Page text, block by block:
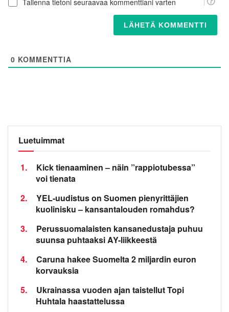
0 KOMMENTTIA
Luetuimmat
1.
Kick tienaaminen – näin ”rappiotubessa”
voi tienata
2.
YEL-uudistus on Suomen pienyrittäjien
kuolinisku – kansantalouden romahdus?
3.
Perussuomalaisten kansanedustaja puhuu
suunsa puhtaaksi AY-liikkeestä
4.
Caruna hakee Suomelta 2 miljardin euron
korvauksia
5.
Ukrainassa vuoden ajan taistellut Topi
Huhtala haastattelussa